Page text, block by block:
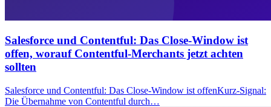
Salesforce und Contentful: Das Close-Window ist
offen, worauf Contentful-Merchants jetzt achten
sollten
Salesforce und Contentful: Das Close-Window ist offenKurz-Signal:
Die Übernahme von Contentful durch…